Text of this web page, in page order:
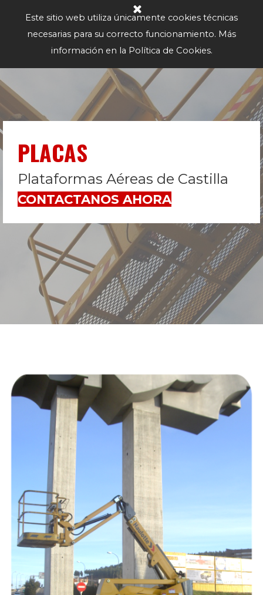
Este sitio web utiliza únicamente cookies técnicas
necesarias para su correcto funcionamiento. Más
información en la Política de Cookies.
Saltar menú
PLACAS
Plataformas Aéreas de Castilla
CONTACTANOS AHORA